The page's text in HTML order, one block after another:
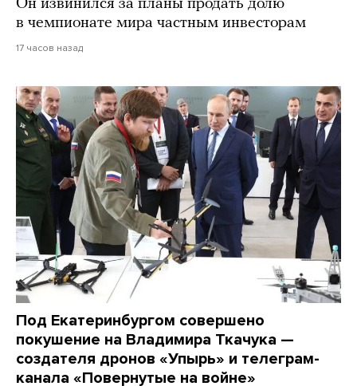
Он извинился за планы продать долю
в чемпионате мира частным инвесторам
17 часов назад
Под Екатеринбургом совершено
покушение на Владимира Ткачука —
создателя дронов «Упырь» и телеграм-
канала «Повернутые на войне»